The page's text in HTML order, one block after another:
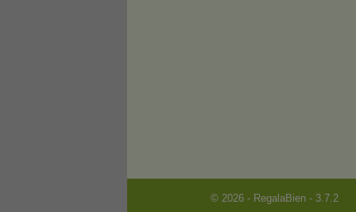
© 2026 - RegalaBien - 3.7.2